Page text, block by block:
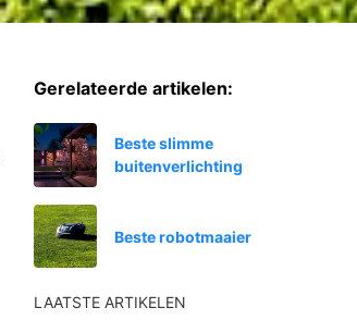
Gerelateerde artikelen:
Beste slimme
buitenverlichting
Beste robotmaaier
LAATSTE ARTIKELEN